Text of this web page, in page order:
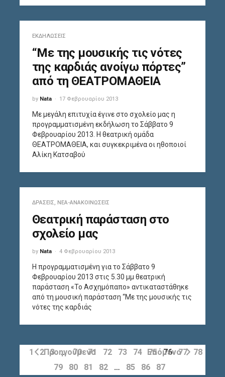
ΕΚΔΗΛΏΣΕΙΣ
“Με της μουσικής τις νότες
της καρδιάς ανοίγω πόρτες”
από τη ΘΕΑΤΡΟΜΑΘΕΙΑ
by Nata 17 Φεβρουαρίου 2013
Με μεγάλη επιτυχία έγινε στο σχολείο μας η
προγραμματισμένη εκδήλωση το Σάββατο 9
Φεβρουαρίου 2013. Η θεατρική ομάδα
ΘΕΑΤΡΟΜΑΘΕΙΑ, και συγκεκριμένα οι ηθοποιοί
Αλίκη Κατσαβού
ΔΡΆΣΕΙΣ, ΝΈΑ-ΑΝΑΚΟΙΝΏΣΕΙΣ
Θεατρική παράσταση στο
σχολείο μας
by Nata 4 Φεβρουαρίου 2013
Η προγραμματισμένη για το Σάββατο 9
Φεβρουαρίου 2013 στις 5.30 μμ θεατρική
παράσταση «Το Ασχημόπαπο» αντικαταστάθηκε
από τη μουσική παράσταση “Με της μουσικής τις
νότες της καρδιάς
Προηγούμενο
1 2 3 … 70 71 72 73 74 75 76 77
78
79
80 81 82 … 85 86 87
Επόμενο